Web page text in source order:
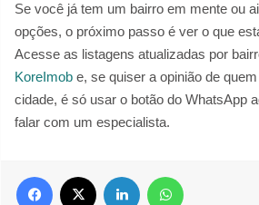
Se você já tem um bairro em mente ou
opções, o próximo passo é ver o que
Acesse as listagens atualizadas por
KoreImob e, se quiser a opinião de
cidade, é só usar o botão do WhatsApp
falar com um especialista.
Facebook Linkedin